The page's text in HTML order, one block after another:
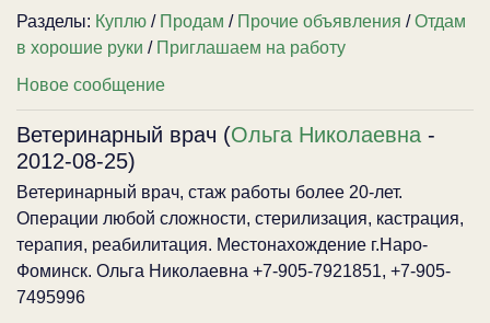
Разделы: Куплю / Продам / Прочие объявления /Отдам
в хорошие руки / Приглашаем на работу
Новое сообщение
Ветеринарный врач (Ольга Николаевна -
2012-08-25)
Ветеринарный врач, стаж работы более 20-лет.
Операции любой сложности, стерилизация, кастрация,
терапия, реабилитация. Местонахождение г.Наро-
Фоминск. Ольга Николаевна +7-905-7921851, +7-905-
7495996